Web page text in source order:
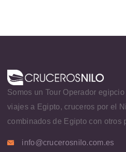
Somos un Tour Operador
viajes a Egipto, cruceros por el
combinados de Egipto con otros
info@crucerosnilo.com.es